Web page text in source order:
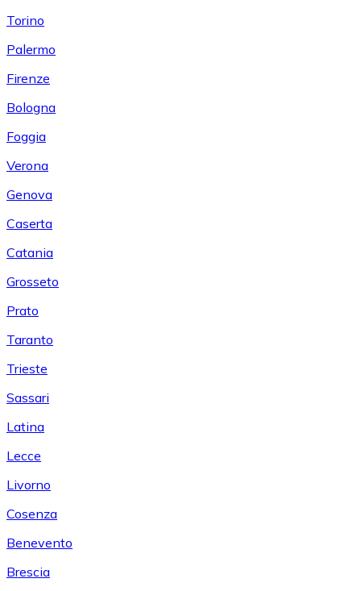
Torino
Palermo
Firenze
Bologna
Foggia
Verona
Genova
Caserta
Catania
Grosseto
Prato
Taranto
Trieste
Sassari
Latina
Lecce
Livorno
Cosenza
Benevento
Brescia